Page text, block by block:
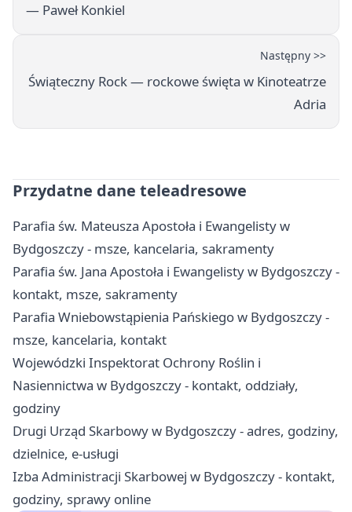
— Paweł Konkiel
Następny >>
Świąteczny Rock — rockowe święta w Kinoteatrze
Adria
Przydatne dane teleadresowe
Parafia św. Mateusza Apostoła i Ewangelisty w
Bydgoszczy - msze, kancelaria, sakramenty
Parafia św. Jana Apostoła i Ewangelisty w Bydgoszczy -
kontakt, msze, sakramenty
Parafia Wniebowstąpienia Pańskiego w Bydgoszczy -
msze, kancelaria, kontakt
Wojewódzki Inspektorat Ochrony Roślin i
Nasiennictwa w Bydgoszczy - kontakt, oddziały,
godziny
Drugi Urząd Skarbowy w Bydgoszczy - adres, godziny,
dzielnice, e-usługi
Izba Administracji Skarbowej w Bydgoszczy - kontakt,
godziny, sprawy online